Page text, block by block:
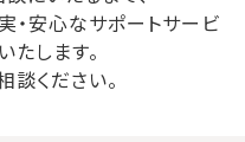
・安心なサポートサービ
します。
談ください。